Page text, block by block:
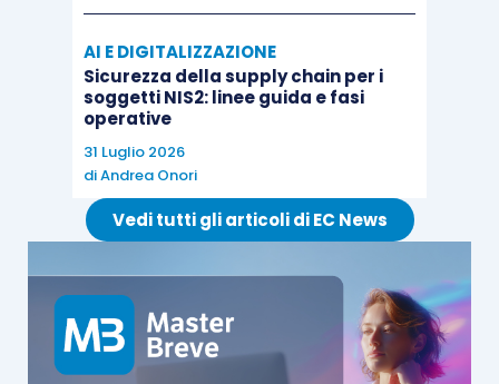
AI E DIGITALIZZAZIONE
Sicurezza della supply chain per i
soggetti NIS2: linee guida e fasi
operative
31 Luglio 2026
diAndrea Onori
Vedi tutti gli articoli di EC News